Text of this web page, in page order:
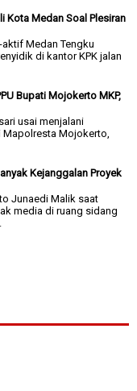
Kota Medan Soal Plesiran
Medan Tengku
di kantor KPK jalan
Bupati Mojokerto MKP,
usai menjalani
Mapolresta Mojokerto,
Kejanggalan Proyek
Junaedi Malik saat
media di ruang sidang